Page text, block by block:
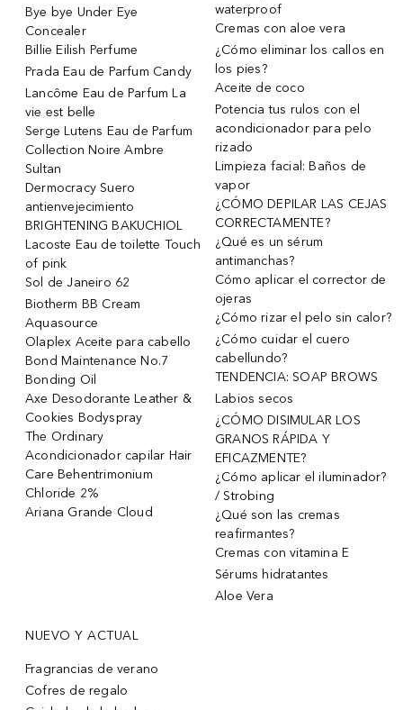
Bye bye Under Eye
Concealer
Billie Eilish Perfume
Prada Eau de Parfum Candy
Lancôme Eau de Parfum La
vie est belle
Serge Lutens Eau de Parfum
Collection Noire Ambre
Sultan
Dermocracy Suero
antienvejecimiento
BRIGHTENING BAKUCHIOL
Lacoste Eau de toilette Touch
of pink
Sol de Janeiro 62
Biotherm BB Cream
Aquasource
Olaplex Aceite para cabello
Bond Maintenance No.7
Bonding Oil
Axe Desodorante Leather &
Cookies Bodyspray
The Ordinary
Acondicionador capilar Hair
Care Behentrimonium
Chloride 2%
Ariana Grande Cloud
waterproof
Cremas con aloe vera
¿Cómo eliminar los callos en
los pies?
Aceite de coco
Potencia tus rulos con el
acondicionador para pelo
rizado
Limpieza facial: Baños de
vapor
¿CÓMO DEPILAR LAS CEJAS
CORRECTAMENTE?
¿Qué es un sérum
antimanchas?
Cómo aplicar el corrector de
ojeras
¿Cómo rizar el pelo sin calor?
¿Cómo cuidar el cuero
cabellundo?
TENDENCIA: SOAP BROWS
Labios secos
¿CÓMO DISIMULAR LOS
GRANOS RÁPIDA Y
EFICAZMENTE?
¿Cómo aplicar el iluminador?
/ Strobing
¿Qué son las cremas
reafirmantes?
Cremas con vitamina E
Sérums hidratantes
Aloe Vera
NUEVO Y ACTUAL
Fragrancias de verano
Cofres de regalo